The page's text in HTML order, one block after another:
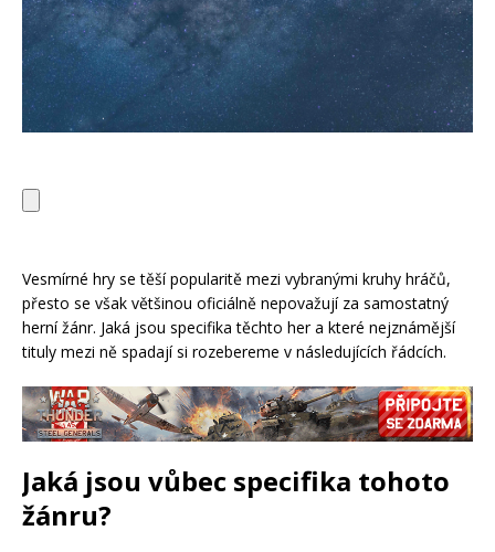
Vesmírné hry se těší popularitě mezi vybranými kruhy hráčů,
přesto se však většinou oficiálně nepovažují za samostatný
herní žánr. Jaká jsou specifika těchto her a které nejznámější
tituly mezi ně spadají si rozebereme v následujících řádcích.
Jaká jsou vůbec specifika tohoto
žánru?